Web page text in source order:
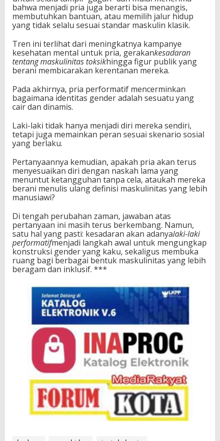
bahwa menjadi pria juga berarti bisa menangis,
membutuhkan bantuan, atau memilih jalur hidup
yang tidak selalu sesuai standar maskulin klasik.
Tren ini terlihat dari meningkatnya kampanye
kesehatan mental untuk pria, gerakankesadaran
tentang maskulinitas toksikhingga figur publik yang
berani membicarakan kerentanan mereka.
Pada akhirnya, pria performatif mencerminkan
bagaimana identitas gender adalah sesuatu yang
cair dan dinamis.
Laki-laki tidak hanya menjadi diri mereka sendiri,
tetapi juga memainkan peran sesuai skenario sosial
yang berlaku.
Pertanyaannya kemudian, apakah pria akan terus
menyesuaikan diri dengan naskah lama yang
menuntut ketangguhan tanpa cela, ataukah mereka
berani menulis ulang definisi maskulinitas yang lebih
manusiawi?
Di tengah perubahan zaman, jawaban atas
pertanyaan ini masih terus berkembang. Namun,
satu hal yang pasti: kesadaran akan adanyalaki-laki
performatifmenjadi langkah awal untuk mengungkap
konstruksi gender yang kaku, sekaligus membuka
ruang bagi berbagai bentuk maskulinitas yang lebih
beragam dan inklusif. ***